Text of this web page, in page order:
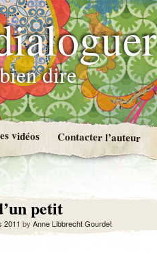
dire
vidéos Contacter l’auteur
petit
2011 by Anne Libbrecht Gourdet